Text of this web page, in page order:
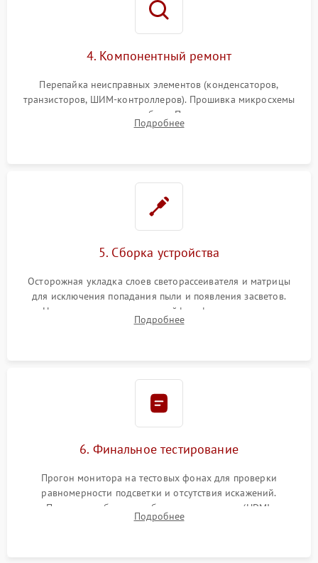
4. Компонентный ремонт
Перепайка неисправных элементов (конденсаторов,
транзисторов, ШИМ-контроллеров). Прошивка микросхемы
памяти при программных сбоях. При поломке подсветки —
разборка матрицы и замена выгоревших светодиодов.
Подробнее
5. Сборка устройства
Осторожная укладка слоев светорассеивателя и матрицы
для исключения попадания пыли и появления засветов.
Надежное подключение шлейфов, фиксация плат и
аккуратное защелкивание пластикового корпуса монитора.
Подробнее
6. Финальное тестирование
Прогон монитора на тестовых фонах для проверки
равномерности подсветки и отсутствия искажений.
Проверка работоспособности всех портов (HDMI,
DisplayPort, VGA) и кнопок управления под нагрузкой в
Подробнее